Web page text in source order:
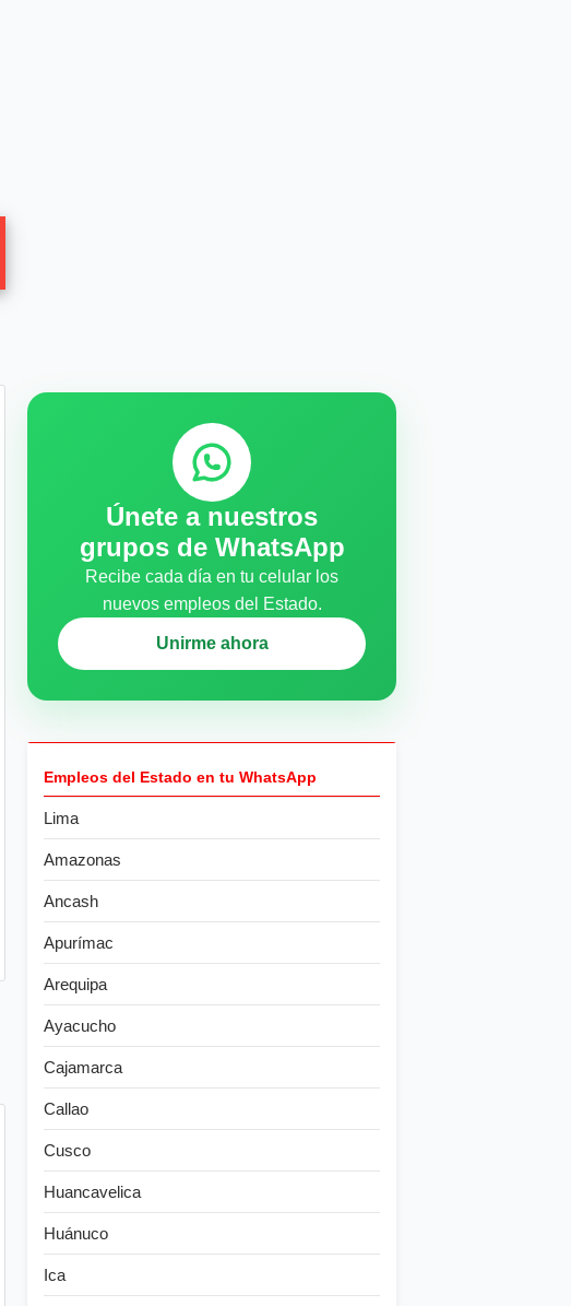
Únete a nuestros
grupos de WhatsApp
Recibe cada día en tu celular los
nuevos empleos del Estado.
Unirme ahora
Empleos del Estado en tu WhatsApp
Lima
Amazonas
Ancash
Apurímac
Arequipa
Ayacucho
Cajamarca
Callao
Cusco
Huancavelica
Huánuco
Ica